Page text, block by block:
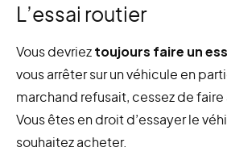
L’essai routier
Vous devrieztoujours faire un
vous arrêter sur un véhicule en
marchand refusait, cessez de faire
Vous êtes en droit d’essayer le
souhaitez acheter.